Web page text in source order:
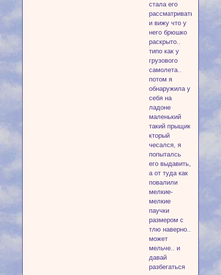
стала его
рассматривать
и вижу что у
него брюшко
раскрыто..
типо как у
грузового
самолета..
потом я
обнаружила у
себя на
ладоне
маленький
такий прыщик
кторый
чесался, я
попыталсь
его выдавить,
а от туда как
повалили
мелкие-
мелкие
паучки
размером с
тлю наверно..
может
мельче.. и
давай
разбегаться